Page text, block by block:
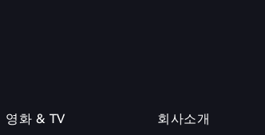
영화 & TV 회사소개